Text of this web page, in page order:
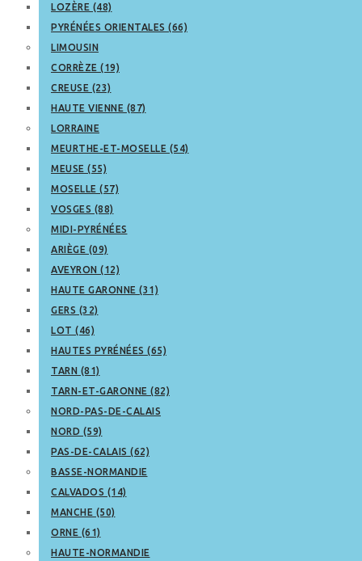
LOZÈRE (48)
PYRÉNÉES ORIENTALES (66)
LIMOUSIN
CORRÈZE (19)
CREUSE (23)
HAUTE VIENNE (87)
LORRAINE
MEURTHE-ET-MOSELLE (54)
MEUSE (55)
MOSELLE (57)
VOSGES (88)
MIDI-PYRÉNÉES
ARIÈGE (09)
AVEYRON (12)
HAUTE GARONNE (31)
GERS (32)
LOT (46)
HAUTES PYRÉNÉES (65)
TARN (81)
TARN-ET-GARONNE (82)
NORD-PAS-DE-CALAIS
NORD (59)
PAS-DE-CALAIS (62)
BASSE-NORMANDIE
CALVADOS (14)
MANCHE (50)
ORNE (61)
HAUTE-NORMANDIE